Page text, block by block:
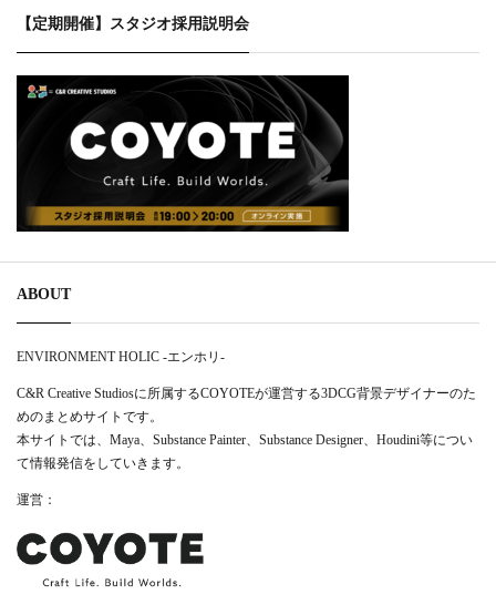
【定期開催】スタジオ採用説明会
ABOUT
ENVIRONMENT HOLIC -エンホリ-
C&R Creative Studiosに所属するCOYOTEが運営する3DCG背景デザイナーのた
めのまとめサイトです。
本サイトでは、Maya、Substance Painter、Substance Designer、Houdini等につい
て情報発信をしていきます。
運営：